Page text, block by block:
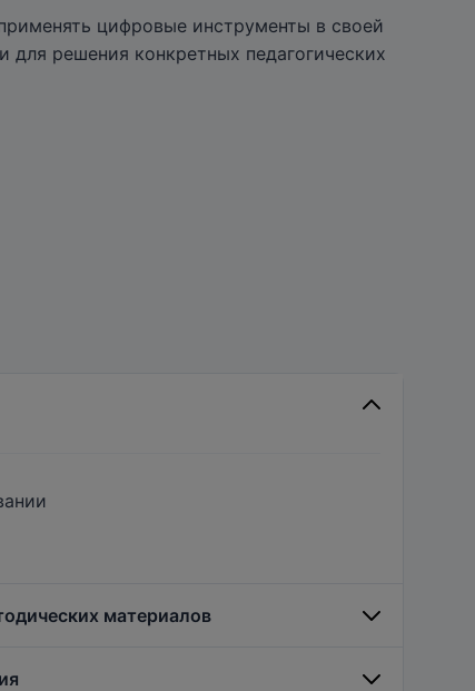
цифровые инструменты в своей
для решения конкретных педагогических
материалов